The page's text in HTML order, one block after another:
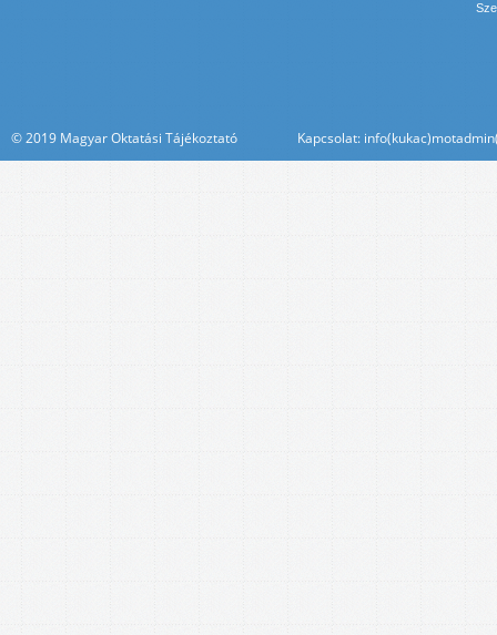
© 2019 Magyar Oktatási Tájékoztató Kapcsolat: